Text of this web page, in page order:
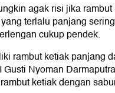
agak risi jika
terlalu panjang
cukup pendek.
rambut ketiak panjang
Nyoman
ketiak dengan